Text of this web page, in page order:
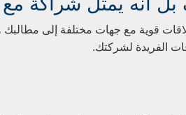
قوية مع جهات مختلفة إلى
الفريدة لشركتك.